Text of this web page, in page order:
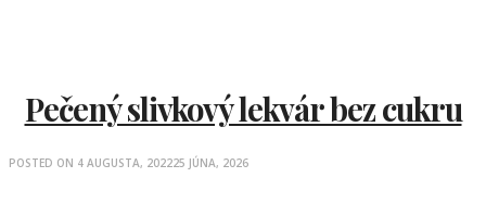
Pečený slivkový lekvár bez cukru
POSTED ON 4 AUGUSTA, 202225 JÚNA, 2026